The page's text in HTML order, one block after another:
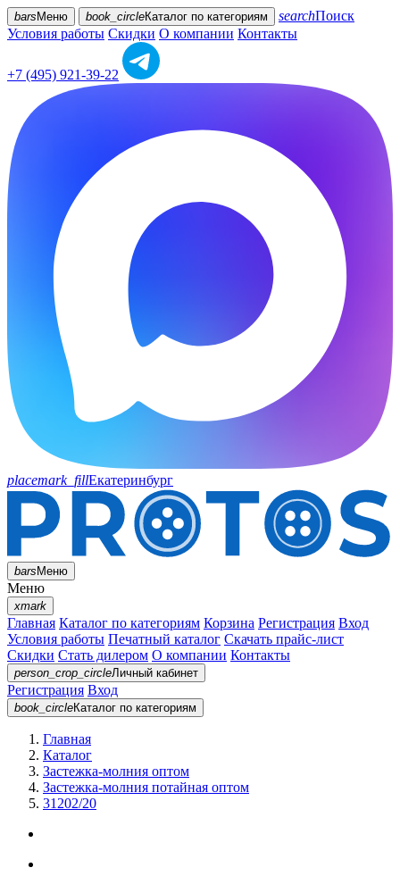
bars Меню book_circleКаталог по категориям searchПоиск
Условия работы Скидки О компании Контакты
+7 (495) 921-39-22
placemark_fillЕкатеринбург
barsМеню
Меню
xmark
Главная Каталог по категориям Корзина Регистрация Вход
Условия работы Печатный каталог Скачать прайс-лист
Скидки Стать дилером О компании Контакты
person_crop_circleЛичный кабинет
Регистрация Вход
book_circleКаталог по категориям
Главная
Каталог
Застежка-молния оптом
Застежка-молния потайная оптом
31202/20